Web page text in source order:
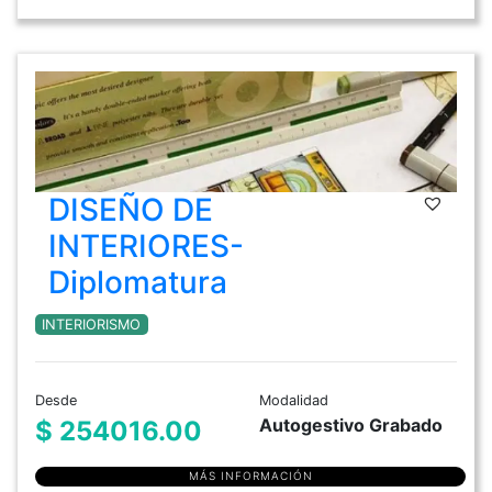
DISEÑO DE
INTERIORES-
Diplomatura
INTERIORISMO
Desde
$ 254016.00
Modalidad
Autogestivo Grabado
MÁS INFORMACIÓN